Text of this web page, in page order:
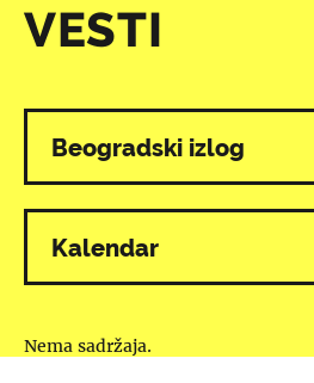
VESTI
Svi programi
Beogradski izlog
Kalendar
Nema sadržaja.